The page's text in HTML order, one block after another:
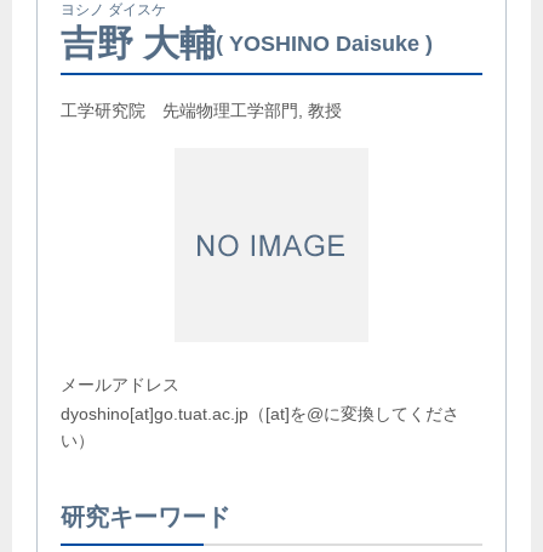
吉野 大輔
ヨシノ ダイスケ
YOSHINO Daisuke
工学研究院 先端物理工学部門, 教授
メールアドレス
dyoshino[at]go.tuat.ac.jp（[at]を@に変換してくださ
い）
研究キーワード